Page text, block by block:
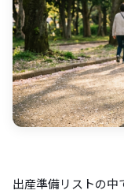
出産準備リストの中